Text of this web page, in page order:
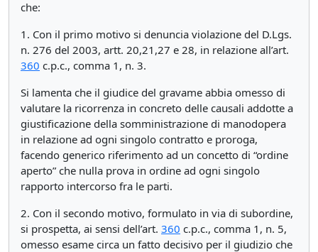
che:
1. Con il primo motivo si denuncia violazione del D.Lgs.
n. 276 del 2003, artt. 20,21,27 e 28, in relazione all’art.
360 c.p.c., comma 1, n. 3.
Si lamenta che il giudice del gravame abbia omesso di
valutare la ricorrenza in concreto delle causali addotte a
giustificazione della somministrazione di manodopera
in relazione ad ogni singolo contratto e proroga,
facendo generico riferimento ad un concetto di “ordine
aperto” che nulla prova in ordine ad ogni singolo
rapporto intercorso fra le parti.
2. Con il secondo motivo, formulato in via di subordine,
si prospetta, ai sensi dell’art. 360 c.p.c., comma 1, n. 5,
omesso esame circa un fatto decisivo per il giudizio che